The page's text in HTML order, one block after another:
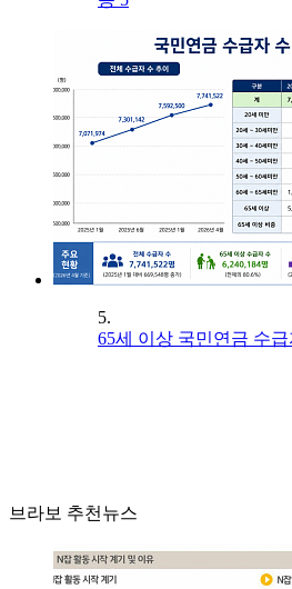
5.
65세 이상 국민연금 수급
브라보 추천뉴스